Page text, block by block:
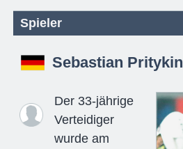
Spieler
Sebastian Pritykin
Der 33-jährige
Verteidiger
wurde am